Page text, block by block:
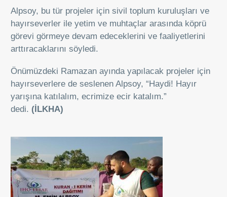
Alpsoy, bu tür projeler için sivil toplum kuruluşları ve
hayırseverler ile yetim ve muhtaçlar arasında köprü
görevi görmeye devam edeceklerini ve faaliyetlerini
arttıracaklarını söyledi.
Önümüzdeki Ramazan ayında yapılacak projeler için
hayırseverlere de seslenen Alpsoy, “Haydi! Hayır
yarışına katılalım, ecrimize ecir katalım.”
dedi. (İLKHA)